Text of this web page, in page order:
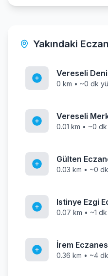
Yakındaki
Vereseli
0 km • ~0 dk
Vereseli
0.01 km • ~0
Gülten
0.03 km • ~0
Istinye Ezgi
0.07 km • ~1
İrem
0.36 km • ~4